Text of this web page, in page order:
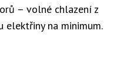
– volné chlazení z
na minimum.